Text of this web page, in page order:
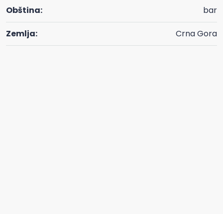
Obština: bar
Zemlja: Crna Gora